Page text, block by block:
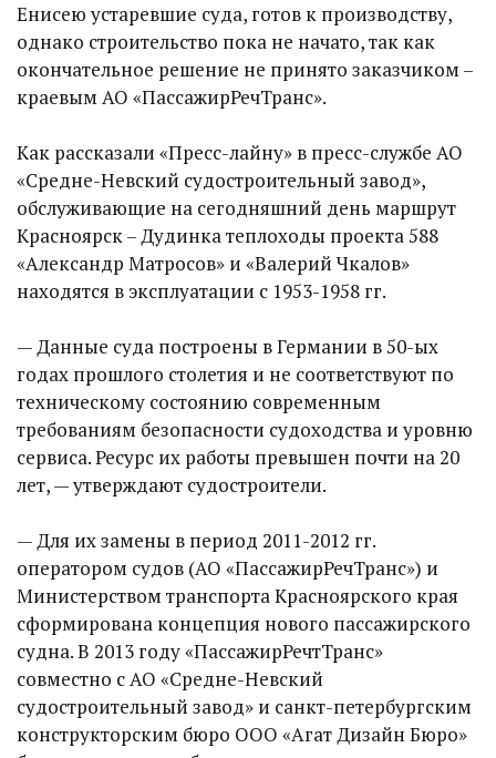
Енисею устаревшие суда, готов к производству,
однако строительство пока не начато, так как
окончательное решение не принято заказчиком –
краевым АО «ПассажирРечТранс».
Как рассказали «Пресс-лайну» в пресс-службе АО
«Средне-Невский судостроительный завод»,
обслуживающие на сегодняшний день маршрут
Красноярск – Дудинка теплоходы проекта 588
«Александр Матросов» и «Валерий Чкалов»
находятся в эксплуатации с 1953-1958 гг.
— Данные суда построены в Германии в 50-ых
годах прошлого столетия и не соответствуют по
техническому состоянию современным
требованиям безопасности судоходства и уровню
сервиса. Ресурс их работы превышен почти на 20
лет, — утверждают судостроители.
— Для их замены в период 2011-2012 гг.
оператором судов (АО «ПассажирРечТранс») и
Министерством транспорта Красноярского края
сформирована концепция нового пассажирского
судна. В 2013 году «ПассажирРечтТранс»
совместно с АО «Средне-Невский
судостроительный завод» и санкт-петербургским
конструкторским бюро ООО «Агат Дизайн Бюро»